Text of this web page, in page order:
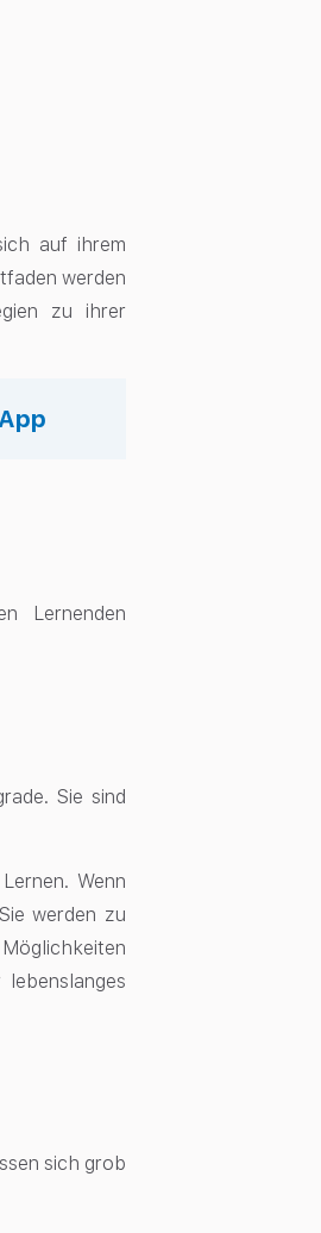
auf ihrem
werden
zu ihrer
Lernenden
Sie sind
Wenn
werden zu
sich grob